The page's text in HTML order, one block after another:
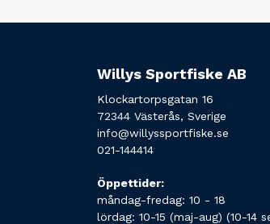
Willys Sportfiske AB
Klockartorpsgatan 16
72344 Västerås, Sverige
info@willyssportfiske.se
021-144414
Öppettider:
måndag-fredag: 10 - 18
lördag: 10-15 (maj-aug) (10-14